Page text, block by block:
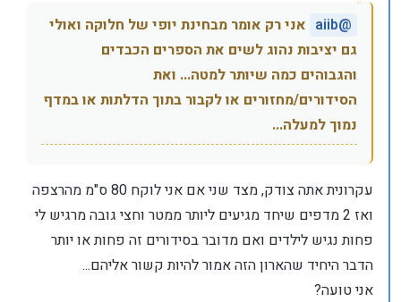
@
aiib אני רק אומר מבחינת יופי של חלוקה ואולי
גם יציבות נהוג לשים את הספרים הכבדים
והגבוהים כמה שיותר למטה... ואת
הסידורים/מחזורים או לקבור בתוך הדלתות או במדף
נמוך למעלה...
עקרונית אתה צודק, מצד שני אם אני לוקח 80 ס"מ מהרצפה
ואז 2 מדפים שיחד מגיעים ליותר ממטר וחצי גובה מרגיש לי
פחות נגיש לילדים ואם מדובר בסידורים זה פחות או יותר
הדבר היחיד שהארון הזה אמור להיות קשור אליהם...
אני טועה?